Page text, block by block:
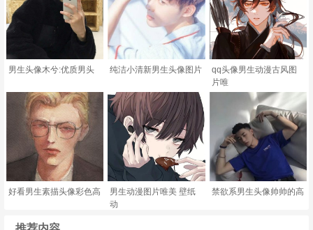
男生头像木兮:优质男头 纯洁小清新男生头像图片
qq头像男生动漫古风图
片唯
好看男生素描头像彩色高
男生动漫图片唯美 壁纸
动
禁欲系男生头像帅帅的高